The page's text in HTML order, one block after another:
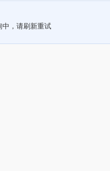
中，请刷新重试